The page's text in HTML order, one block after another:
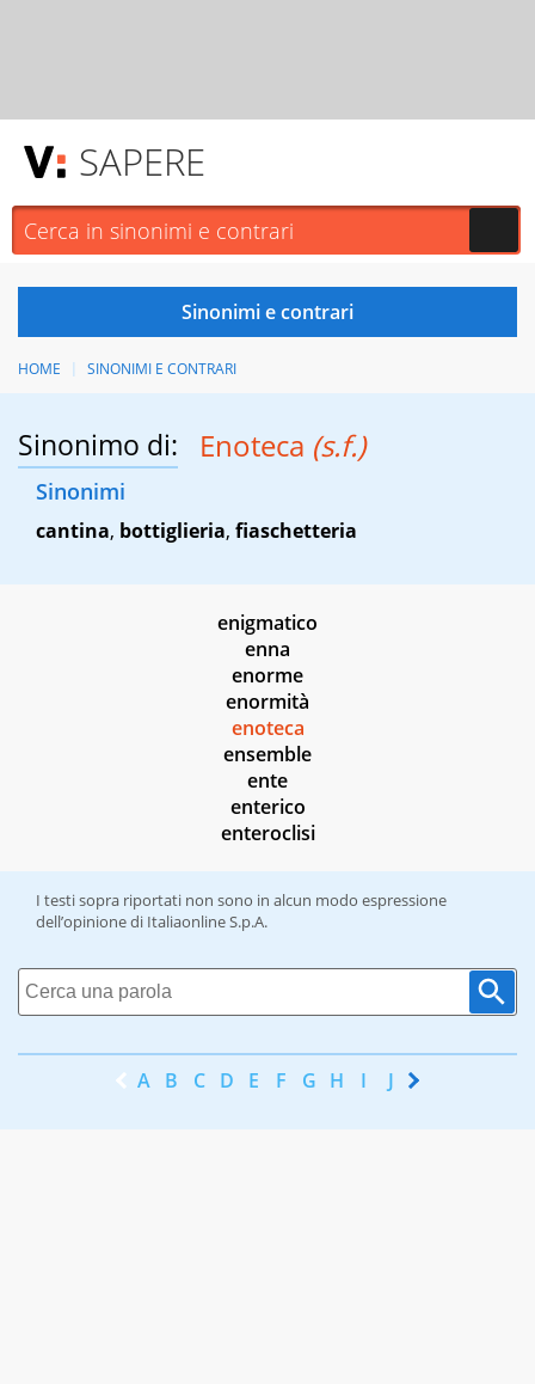
SAPERE
HOME SINONIMI E CONTRARI
Sinonimo di: Enoteca (s.f.)
Sinonimi
cantina, bottiglieria, fiaschetteria
enigmatico
enna
enorme
enormità
enoteca
ensemble
ente
enterico
enteroclisi
I testi sopra riportati non sono in alcun modo espressione
dell’opinione di Italiaonline S.p.A.
A B C D E F G H I J K